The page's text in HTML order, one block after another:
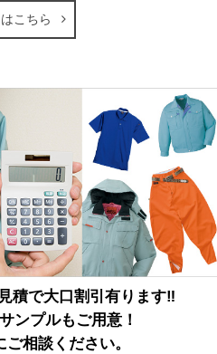
こちら
積で大口割引有ります‼
ンプルもご用意！
相談ください。